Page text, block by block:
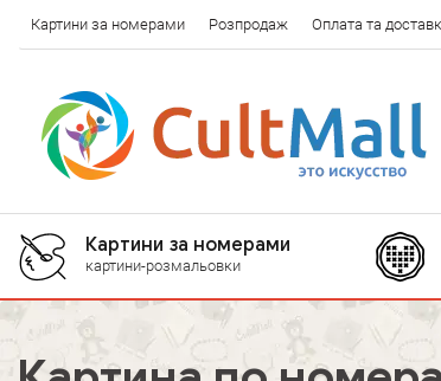
Картини за номерами Розпродаж Оплата та
Картини за номерами
картини-розмальовки